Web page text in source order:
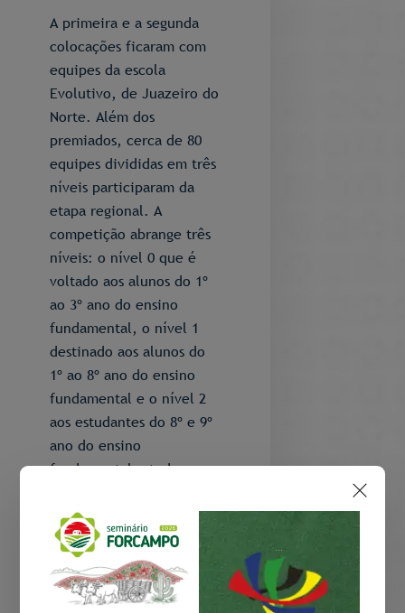
A primeira e a segunda
colocações ficaram com
equipes da escola
Evolutivo, de Juazeiro do
Norte. Além dos
premiados, cerca de 80
equipes divididas em três
níveis participaram da
etapa regional. A
competição abrange três
níveis: o nível 0 que é
voltado aos alunos do 1º
ao 3º ano do ensino
fundamental, o nível 1
destinado aos alunos do
1º ao 8º ano do ensino
fundamental e o nível 2
aos estudantes do 8º e 9º
ano do ensino
fundamental e todos os
ou técnico.
O campus de Caucaia
também foi representado
...